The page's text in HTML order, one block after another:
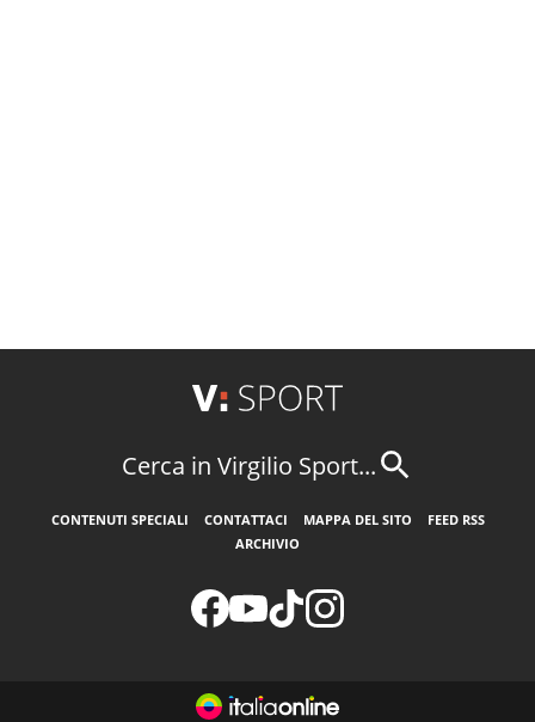
Cerca in Virgilio Sport...
CONTENUTI SPECIALI CONTATTACI MAPPA DEL SITO
FEED RSS
ARCHIVIO